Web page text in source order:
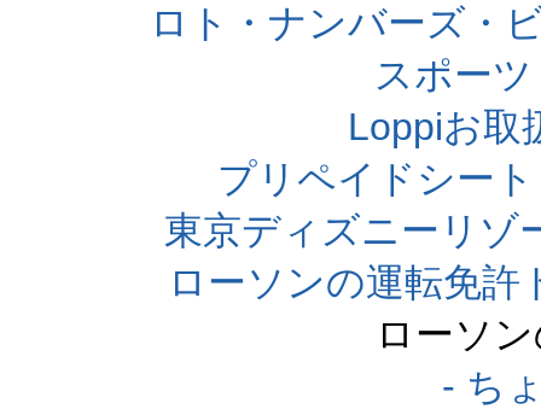
ロト・ナンバーズ・
スポー
Loppiお取
プリペイドシー
東京ディズニーリゾ
ローソンの運転免
ローソ
- ち